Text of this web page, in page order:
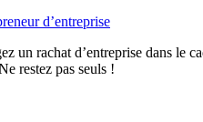
d’entreprise
un rachat d’entreprise dans le
restez pas seuls !